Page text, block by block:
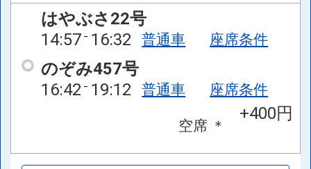
はやぶさ22号
14:57 16:32 普通車 座席条件
のぞみ457号
16:42 19:12 普通車 座席条件
空席 ＊
+400円